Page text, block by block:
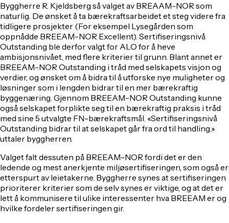
Byggherre R. Kjeldsberg så valget av BREAAM-NOR som
naturlig. De ønsket å ta bærekraftsarbeidet et steg videre fra
tidligere prosjekter (For eksempel Lysegården som
oppnådde BREEAM-NOR Excellent). Sertifiseringsnivå
Outstanding ble derfor valgt for ALO for å heve
ambisjonsnivået, med flere kriterier til grunn. Blant annet er
BREEAM-NOR Outstanding i tråd med selskapets visjon og
verdier, og ønsket om å bidra til å utforske nye muligheter og
løsninger som i lengden bidrar til en mer bærekraftig
byggenæring. Gjennom BREEAM-NOR Outstanding kunne
også selskapet forplikte seg til en bærekraftig praksis i tråd
med sine 5 utvalgte FN-bærekraftsmål. «Sertifiseringsnivå
Outstanding bidrar til at selskapet går fra ord til handling.»
uttaler byggherren.
Valget falt dessuten på BREEAM-NOR fordi det er den
ledende og mest anerkjente miljøsertifiseringen, som også er
etterspurt av leietakerne. Byggherre synes at sertifiseringen
prioriterer kriterier som de selv synes er viktige, og at det er
lett å kommunisere til ulike interessenter hva BREEAM er og
hvilke fordeler sertifiseringen gir.